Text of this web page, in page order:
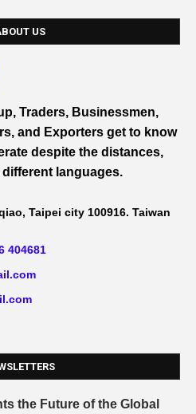
US
Traders, Businessmen,
and Exporters get to know
despite the distances,
languages.
Taipei city 100916. Taiwan
404681
the Future of the Global